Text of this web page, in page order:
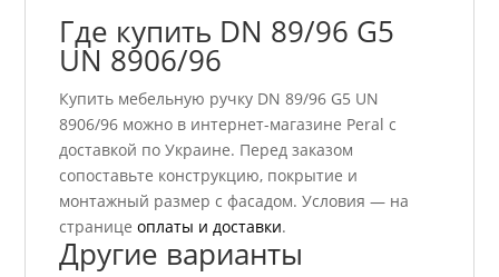
Где купить DN 89/96 G5
UN 8906/96
Купить мебельную ручку DN 89/96 G5 UN
8906/96 можно в интернет-магазине Peral с
доставкой по Украине. Перед заказом
сопоставьте конструкцию, покрытие и
монтажный размер с фасадом. Условия — на
страницеоплаты и доставки.
Другие варианты